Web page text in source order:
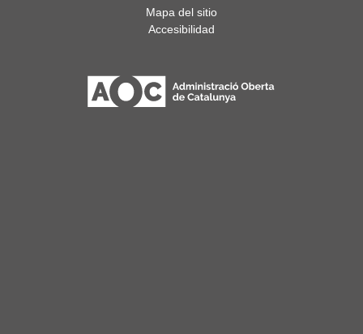
Mapa del sitio
Accesibilidad